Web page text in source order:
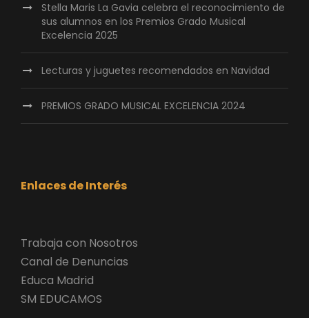
Stella Maris La Gavia celebra el reconocimiento de
sus alumnos en los Premios Grado Musical
Excelencia 2025
Lecturas y juguetes recomendados en Navidad
PREMIOS GRADO MUSICAL EXCELENCIA 2024
Enlaces de Interés
Trabaja con Nosotros
Canal de Denuncias
Educa Madrid
SM EDUCAMOS